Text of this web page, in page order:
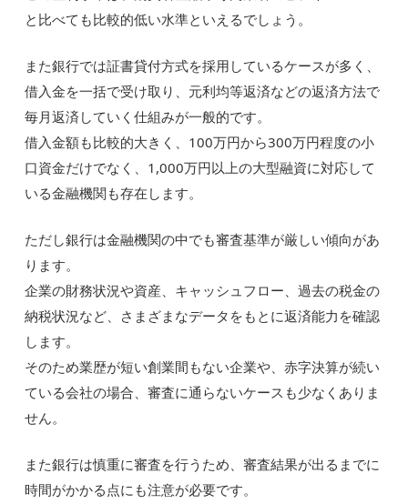
と比べても比較的低い水準といえるでしょう。
また銀行では証書貸付方式を採用しているケースが多く、
借入金を一括で受け取り、元利均等返済などの返済方法で
毎月返済していく仕組みが一般的です。
借入金額も比較的大きく、100万円から300万円程度の小
口資金だけでなく、1,000万円以上の大型融資に対応して
いる金融機関も存在します。
ただし銀行は金融機関の中でも審査基準が厳しい傾向があ
ります。
企業の財務状況や資産、キャッシュフロー、過去の税金の
納税状況など、さまざまなデータをもとに返済能力を確認
します。
そのため業歴が短い創業間もない企業や、赤字決算が続い
ている会社の場合、審査に通らないケースも少なくありま
せん。
また銀行は慎重に審査を行うため、審査結果が出るまでに
時間がかかる点にも注意が必要です。